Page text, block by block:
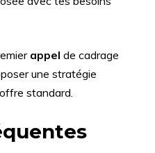
appel de cadrage
une stratégie
standard.